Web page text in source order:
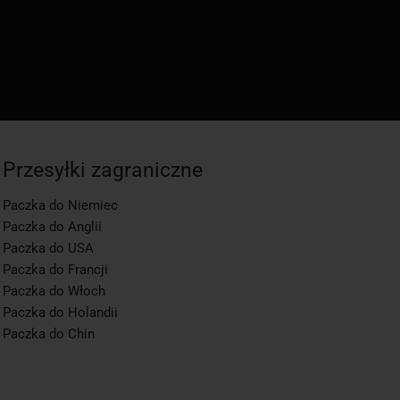
Przesyłki zagraniczne
Paczka do Niemiec
Paczka do Anglii
Paczka do USA
Paczka do Francji
Paczka do Włoch
Paczka do Holandii
Paczka do Chin